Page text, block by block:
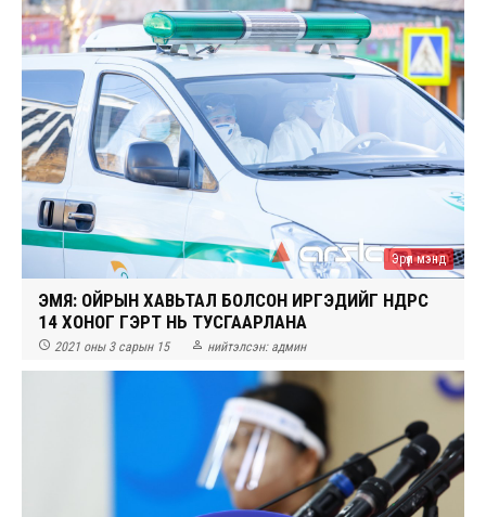
Эрүүл мэнд
ЭМЯ: ОЙРЫН ХАВЬТАЛ БОЛСОН ИРГЭДИЙГ ӨНӨӨДРӨӨС
14 ХОНОГ ГЭРТ НЬ ТУСГААРЛАНА
 2021 оны 3 сарын 15  нийтэлсэн: админ